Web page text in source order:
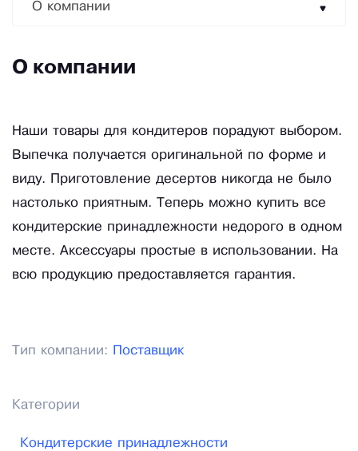
О компании
О компании
Наши товары для кондитеров порадуют выбором.
Выпечка получается оригинальной по форме и
виду. Приготовление десертов никогда не было
настолько приятным. Теперь можно купить все
кондитерские принадлежности недорого в одном
месте. Аксессуары простые в использовании. На
всю продукцию предоставляется гарантия.
Тип компании: Поставщик
Категории
Кондитерские принадлежности